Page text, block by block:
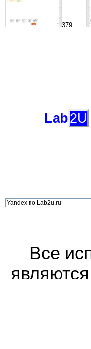
379
Lab2U
Все